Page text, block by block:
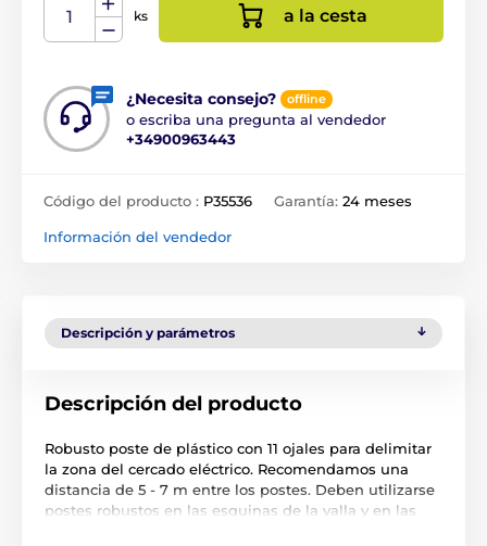
ks a la cesta
¿Necesita consejo? offline
o escriba una pregunta al vendedor
+34900963443
Código del producto : P35536 Garantía: 24 meses
Información del vendedor
Descripción y parámetros
Descripción del producto
Robusto poste de plástico con 11 ojales para delimitar
la zona del cercado eléctrico. Recomendamos una
distancia de 5 - 7 m entre los postes. Deben utilizarse
postes robustos en las esquinas de la valla y en las